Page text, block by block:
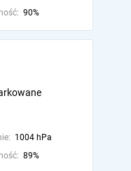
90%
1004 hPa
89%